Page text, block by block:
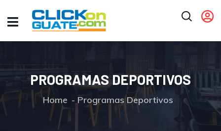
PROGRAMAS DEPORTIVOS
Home Programas Deportivos